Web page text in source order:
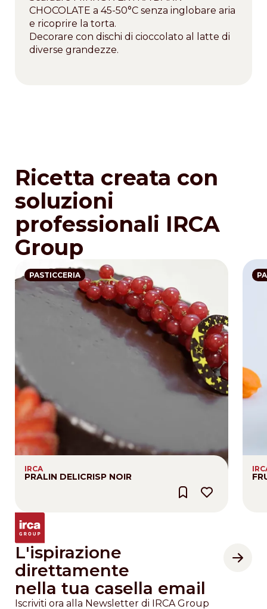
CHOCOLATE a 45-50°C senza inglobare aria
e ricoprire la torta.
Decorare con dischi di cioccolato al latte di
diverse grandezze.
Ricetta creata con
soluzioni
professionali IRCA
Group
PASTICCERIA
IRCA
PRALIN DELICRISP NOIR
L'ispirazione
direttamente
nella tua casella email
Iscriviti ora alla Newsletter di IRCA Group